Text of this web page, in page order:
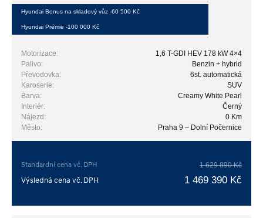
Hyundai Bonus na skladový vůz -60 500 Kč
Hyundai Prémie -100 000 Kč
Motorizace:
1,6 T-GDI HEV 178 kW 4×4
Palivo:
Benzin + hybrid
Převodovka:
6st. automatická
Karoserie:
SUV
Barva:
Creamy White Pearl
Interiér:
Černý
Nájezd:
0 Km
Město:
Praha 9 – Dolní Počernice
Standardní cena vč. DPH 1 629 890 Kč
Výsledná cena vč. DPH 1 469 390 Kč